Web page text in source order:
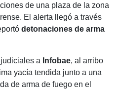
de una plaza de la zona
El alerta llegó a través
detonaciones de arma
a Infobae, al arribo
yacía tendida junto a una
de arma de fuego en el